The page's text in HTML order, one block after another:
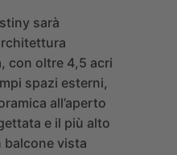
sarà
con oltre 4,5 acri
spazi esterni,
all’aperto
e il più alto
balcone vista